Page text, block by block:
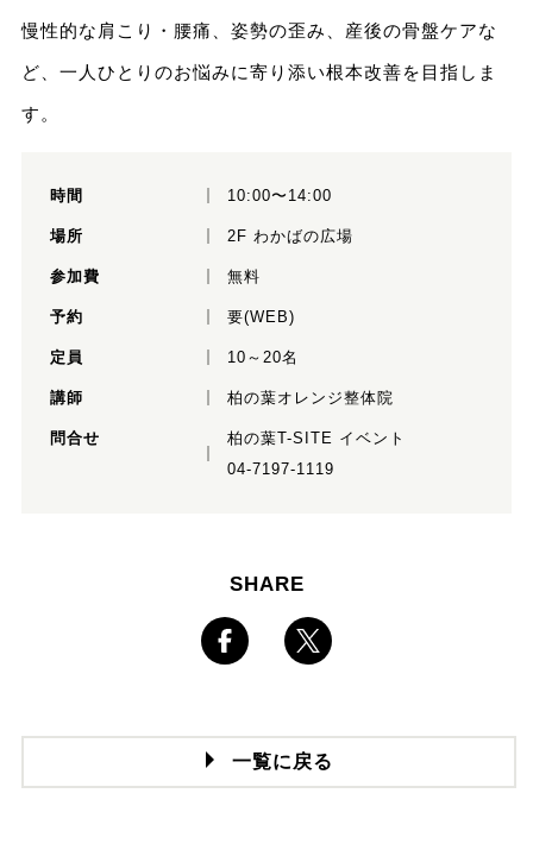
慢性的な肩こり・腰痛、姿勢の歪み、産後の骨盤ケアな
ど、一人ひとりのお悩みに寄り添い根本改善を目指しま
す。
時間 10:00〜14:00
場所 2F わかばの広場
参加費 無料
予約 要(WEB)
定員 10～20名
講師 柏の葉オレンジ整体院
問合せ
柏の葉T-SITE イベント
04-7197-1119
SHARE
一覧に戻る